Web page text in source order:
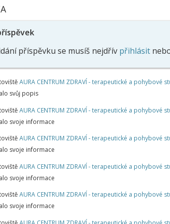
příspěvku se musíš nejdřív přihlásit
AURA CENTRUM ZDRAVÍ - terapeutické a pohybové
svůj popis
AURA CENTRUM ZDRAVÍ - terapeutické a pohybové
svoje informace
AURA CENTRUM ZDRAVÍ - terapeutické a pohybové
svoje informace
AURA CENTRUM ZDRAVÍ - terapeutické a pohybové
svoje informace
AURA CENTRUM ZDRAVÍ - terapeutické a pohybové
svoje informace